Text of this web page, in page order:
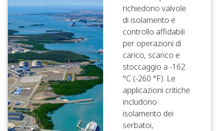
richiedono valvole
di isolamento e
controllo affidabili
per operazioni di
carico, scarico e
stoccaggio a -162
°C (-260 °F). Le
applicazioni critiche
includono
isolamento dei
serbatoi,